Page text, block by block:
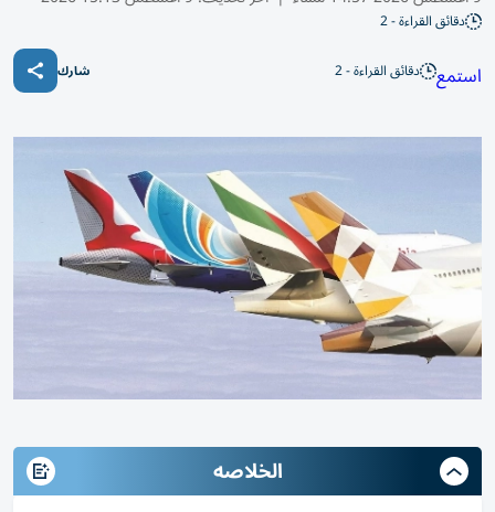
دقائق القراءة - 2
استمع دقائق القراءة - 2 شارك
الخلاصه